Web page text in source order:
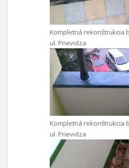
Kompletná rekonštrukcia
ul. Prievidza
Kompletná rekonštrukcia
ul. Prievidza